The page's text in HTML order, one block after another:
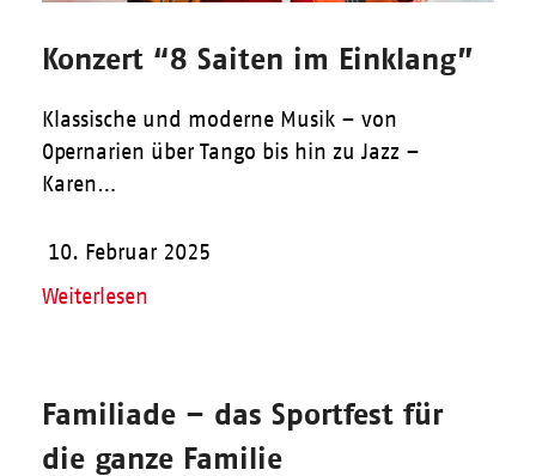
Konzert “8 Saiten im Einklang”
Klassische und moderne Musik – von
Opernarien über Tango bis hin zu Jazz –
Karen…
10. Februar 2025
Weiterlesen
Familiade – das Sportfest für
die ganze Familie